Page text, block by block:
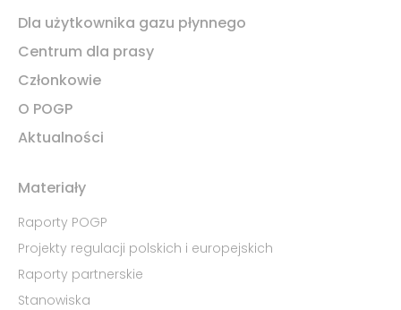
Dla użytkownika gazu płynnego
Centrum dla prasy
Członkowie
O POGP
Aktualności
Materiały
Raporty POGP
Projekty regulacji polskich i europejskich
Raporty partnerskie
Stanowiska